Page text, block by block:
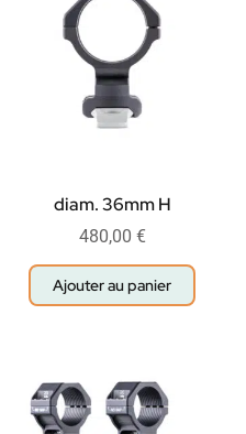
diam. 36mm H
480,00 €
Ajouter au panier